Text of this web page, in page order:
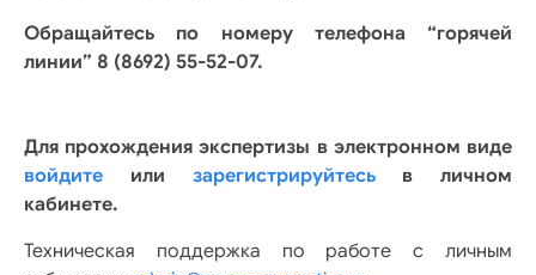
Обращайтесь по номеру телефона “горячей
линии” 8 (8692) 55-52-07.
Для прохождения экспертизы в электронном виде
войдите или зарегистрируйтесьв личном
кабинете.
Техническая поддержка по работе с личным